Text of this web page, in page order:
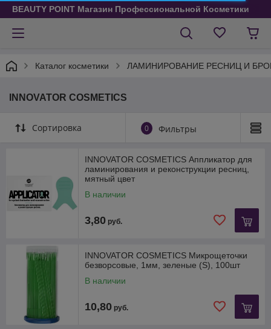
BEAUTY POINT Магазин Профессиональной Косметики
Каталог косметики ЛАМИНИРОВАНИЕ РЕСНИЦ И
INNOVATOR COSMETICS
Сортировка 0 Фильтры
INNOVATOR COSMETICS Аппликатор для
ламинирования и реконструкции ресниц,
мятный цвет
В наличии
3,80 руб.
INNOVATOR COSMETICS Микрощеточки
безворсовые, 1мм, зеленые (S), 100шт
В наличии
10,80 руб.